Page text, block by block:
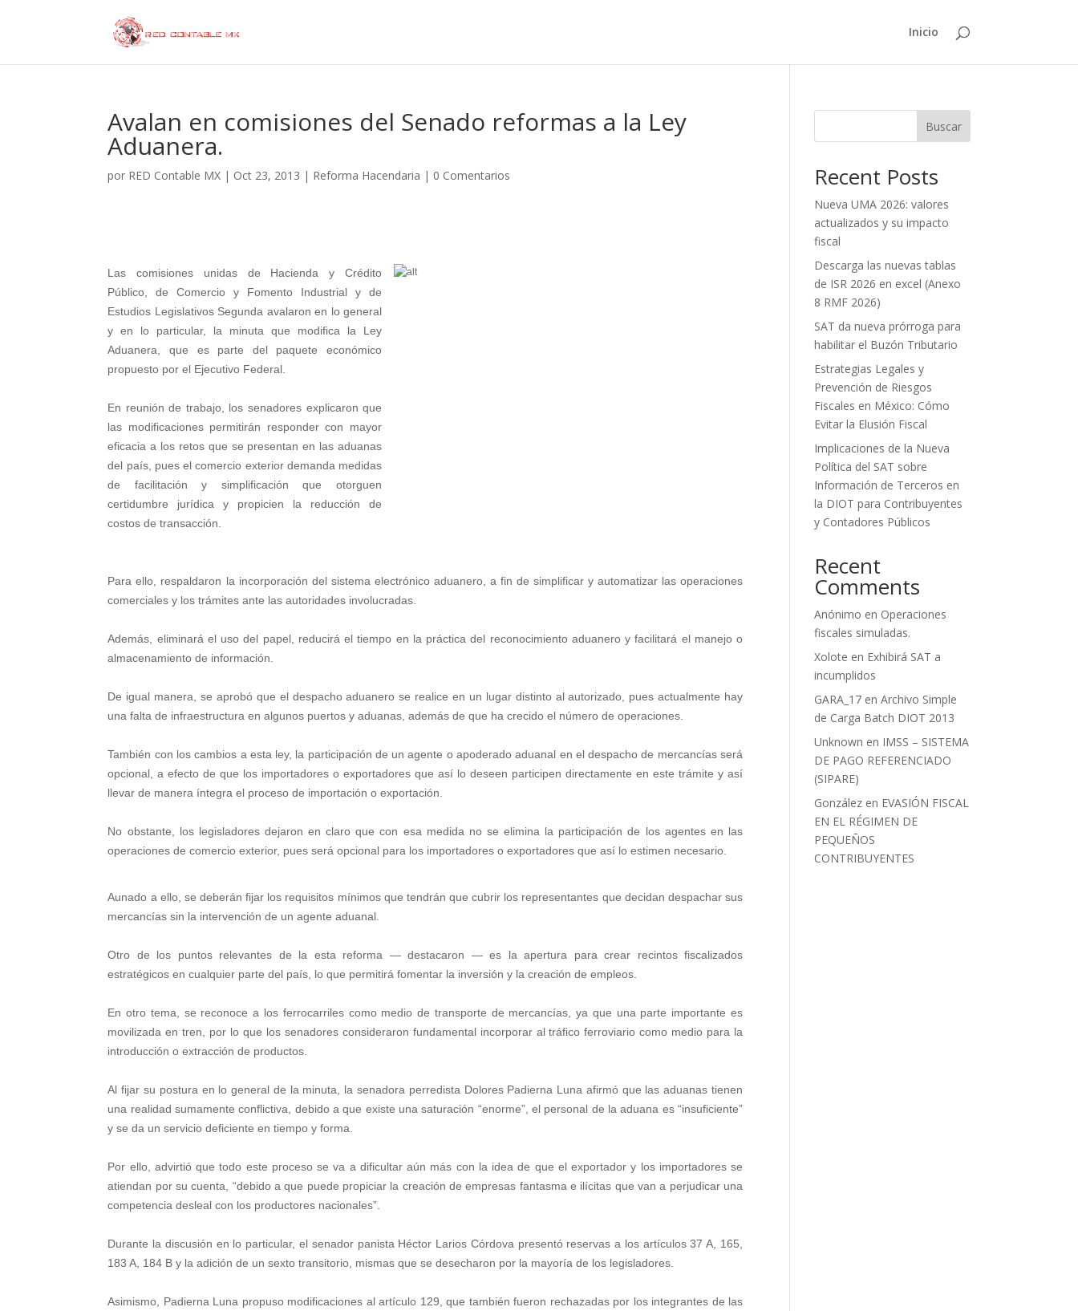
Inicio
Avalan en comisiones del Senado reformas a la Ley
Aduanera.
por RED Contable MX | Oct 23, 2013 | Reforma Hacendaria | 0 Comentarios
Las comisiones unidas de Hacienda y Crédito
Público, de Comercio y Fomento Industrial y de
Estudios Legislativos Segunda avalaron en lo general
y en lo particular, la minuta que modifica la Ley
Aduanera, que es parte del paquete económico
propuesto por el Ejecutivo Federal.
En reunión de trabajo, los senadores explicaron que
las modificaciones permitirán responder con mayor
eficacia a los retos que se presentan en las aduanas
del país, pues el comercio exterior demanda medidas
de facilitación y simplificación que otorguen
certidumbre jurídica y propicien la reducción de
costos de transacción.
Para ello, respaldaron la incorporación del sistema electrónico aduanero, a fin de simplificar y automatizar las operaciones
comerciales y los trámites ante las autoridades involucradas.
Además, eliminará el uso del papel, reducirá el tiempo en la práctica del reconocimiento aduanero y facilitará el manejo o
almacenamiento de información.
De igual manera, se aprobó que el despacho aduanero se realice en un lugar distinto al autorizado, pues actualmente hay
una falta de infraestructura en algunos puertos y aduanas, además de que ha crecido el número de operaciones.
También con los cambios a esta ley, la participación de un agente o apoderado aduanal en el despacho de mercancías será
opcional, a efecto de que los importadores o exportadores que así lo deseen participen directamente en este trámite y así
llevar de manera íntegra el proceso de importación o exportación.
No obstante, los legisladores dejaron en claro que con esa medida no se elimina la participación de los agentes en las
operaciones de comercio exterior, pues será opcional para los importadores o exportadores que así lo estimen necesario.
Aunado a ello, se deberán fijar los requisitos mínimos que tendrán que cubrir los representantes que decidan despachar sus
mercancías sin la intervención de un agente aduanal.
Otro de los puntos relevantes de la esta reforma — destacaron — es la apertura para crear recintos fiscalizados
estratégicos en cualquier parte del país, lo que permitirá fomentar la inversión y la creación de empleos.
En otro tema, se reconoce a los ferrocarriles como medio de transporte de mercancías, ya que una parte importante es
movilizada en tren, por lo que los senadores consideraron fundamental incorporar al tráfico ferroviario como medio para la
introducción o extracción de productos.
Al fijar su postura en lo general de la minuta, la senadora perredista Dolores Padierna Luna afirmó que las aduanas tienen
una realidad sumamente conflictiva, debido a que existe una saturación “enorme”, el personal de la aduana es “insuficiente”
y se da un servicio deficiente en tiempo y forma.
Por ello, advirtió que todo este proceso se va a dificultar aún más con la idea de que el exportador y los importadores se
atiendan por su cuenta, “debido a que puede propiciar la creación de empresas fantasma e ilícitas que van a perjudicar una
competencia desleal con los productores nacionales”.
Durante la discusión en lo particular, el senador panista Héctor Larios Córdova presentó reservas a los artículos 37 A, 165,
183 A, 184 B y la adición de un sexto transitorio, mismas que se desecharon por la mayoría de los legisladores.
Asimismo, Padierna Luna propuso modificaciones al artículo 129, que también fueron rechazadas por los integrantes de las
Buscar
Recent Posts
Nueva UMA 2026: valores
actualizados y su impacto
fiscal
Descarga las nuevas tablas
de ISR 2026 en excel (Anexo
8 RMF 2026)
SAT da nueva prórroga para
habilitar el Buzón Tributario
Estrategias Legales y
Prevención de Riesgos
Fiscales en México: Cómo
Evitar la Elusión Fiscal
Implicaciones de la Nueva
Política del SAT sobre
Información de Terceros en
la DIOT para Contribuyentes
y Contadores Públicos
Recent
Comments
Anónimo en Operaciones
fiscales simuladas.
Xolote en Exhibirá SAT a
incumplidos
GARA_17 enArchivo Simple
de Carga Batch DIOT 2013
Unknown en IMSS – SISTEMA
DE PAGO REFERENCIADO
(SIPARE)
González en EVASIÓN FISCAL
EN EL RÉGIMEN DE
PEQUEÑOS
CONTRIBUYENTES